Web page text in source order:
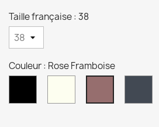
Taille française : 38
Couleur : Rose Framboise